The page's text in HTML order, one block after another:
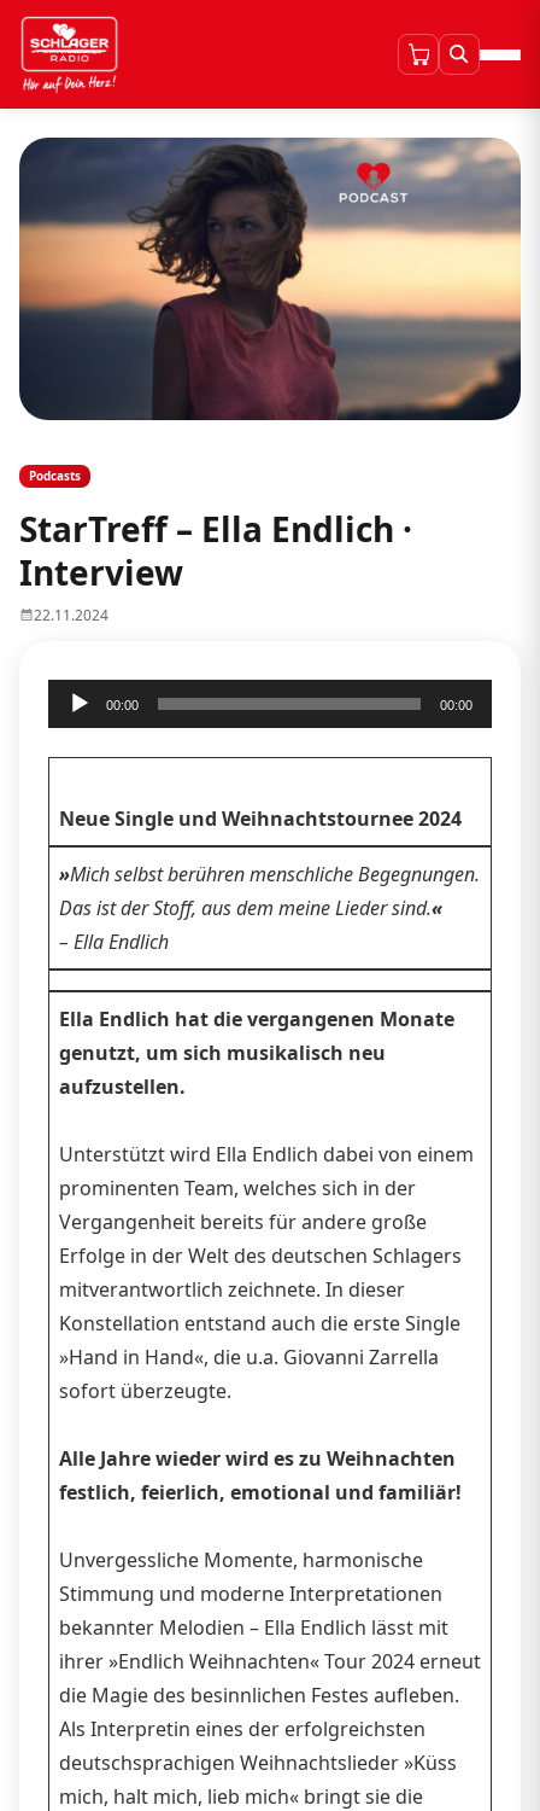
Podcasts
StarTreff – Ella Endlich ·
Interview
22.11.2024
Audio-
Player
00:00 00:00
Neue Single und Weihnachtstournee 2024
»Mich selbst berühren menschliche Begegnungen.
Das ist der Stoff, aus dem meine Lieder sind.«
– Ella Endlich
Ella Endlich hat die vergangenen Monate
genutzt, um sich musikalisch neu
aufzustellen.
Unterstützt wird Ella Endlich dabei von einem
prominenten Team, welches sich in der
Vergangenheit bereits für andere große
Erfolge in der Welt des deutschen Schlagers
mitverantwortlich zeichnete. In dieser
Konstellation entstand auch die erste Single
»Hand in Hand«, die u.a. Giovanni Zarrella
sofort überzeugte.
Alle Jahre wieder wird es zu Weihnachten
festlich, feierlich, emotional und familiär!
Unvergessliche Momente, harmonische
Stimmung und moderne Interpretationen
bekannter Melodien – Ella Endlich lässt mit
ihrer »Endlich Weihnachten« Tour 2024 erneut
die Magie des besinnlichen Festes aufleben.
Als Interpretin eines der erfolgreichsten
deutschsprachigen Weihnachtslieder »Küss
mich, halt mich, lieb mich« bringt sie die